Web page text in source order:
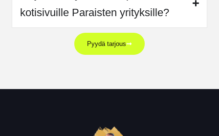
kotisivuille Paraisten yrityksille?
Pyydä tarjous